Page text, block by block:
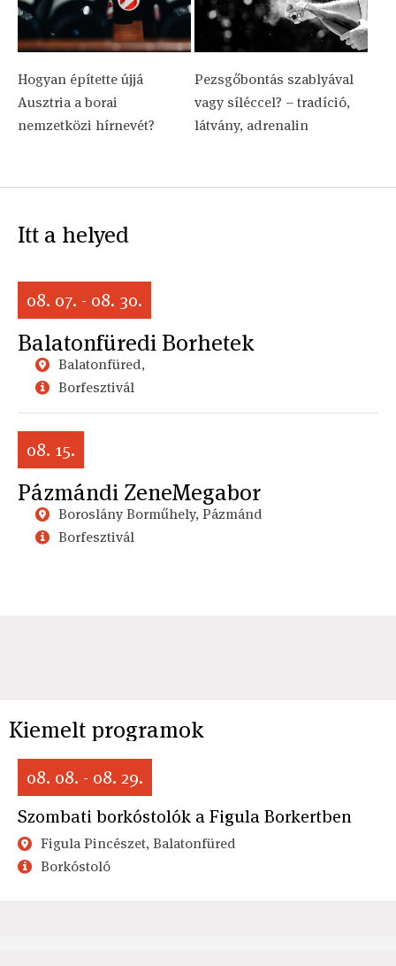
Hogyan építette újjá
Ausztria a borai
nemzetközi hírnevét?
Pezsgőbontás szablyával
vagy síléccel? – tradíció,
látvány, adrenalin
Itt a helyed
08. 07. - 08. 30.
Balatonfüredi Borhetek
Balatonfüred,
Borfesztivál
08. 15.
Pázmándi ZeneMegabor
Boroslány Borműhely, Pázmánd
Borfesztivál
Kiemelt programok
08. 08. - 08. 29.
Szombati borkóstolók a Figula Borkertben
Figula Pincészet, Balatonfüred
Borkóstoló